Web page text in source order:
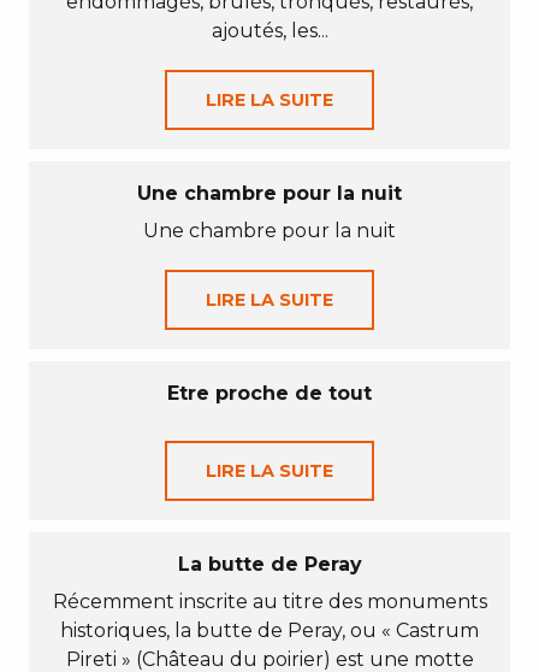
ajoutés, les...
LIRE LA SUITE
Une chambre pour la nuit
Une chambre pour la nuit
LIRE LA SUITE
Etre proche de tout
LIRE LA SUITE
La butte de Peray
Récemment inscrite au titre des monuments
historiques, la butte de Peray, ou « Castrum
Pireti » (Château du poirier) est une motte